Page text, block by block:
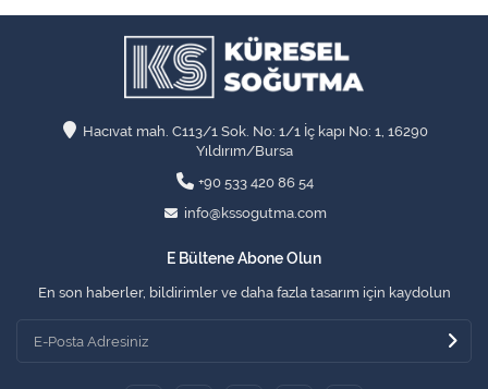
Hacıvat mah. C113/1 Sok. No: 1/1 İç kapı No: 1, 16290
Yıldırım/Bursa
+90 533 420 86 54
info@kssogutma.com
E Bültene Abone Olun
En son haberler, bildirimler ve daha fazla tasarım için kaydolun